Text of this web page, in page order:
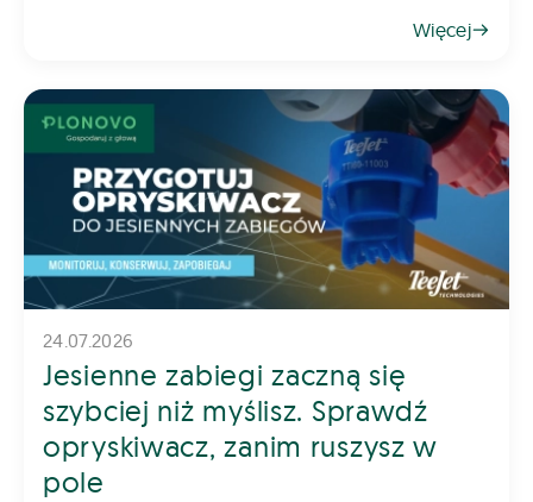
gospodarstwa. Pomoc ma na celu ograniczenie
Więcej
24.07.2026
Jesienne zabiegi zaczną się
szybciej niż myślisz. Sprawdź
opryskiwacz, zanim ruszysz w
pole